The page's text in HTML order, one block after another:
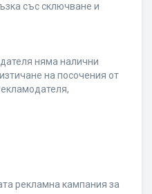
със сключване и
няма налични
на посочения от
рекламна кампания за